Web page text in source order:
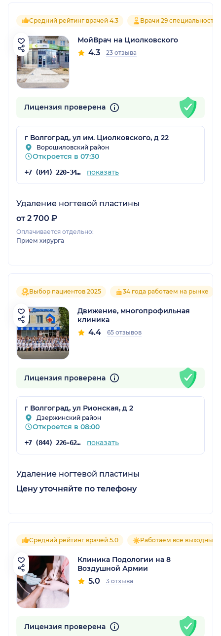
Средний рейтинг врачей 4.3 Врачи 29 специальностей
МойВрач на Циолковского
4.3 23 отзыва
Лицензия проверена
г Волгоград, ул им. Циолковского, д 22
Ворошиловский район
Откроется в 07:30
+7 (844) 220-34-00 показать
Удаление ногтевой пластины
от 2 700 ₽
Оплачивается отдельно:
Прием хирурга
Выбор пациентов 2025 34 года работаем на рынке
Движение, многопрофильная
клиника
4.4 65 отзывов
Лицензия проверена
г Волгоград, ул Рионская, д 2
Дзержинский район
Откроется в 08:00
+7 (844) 226-62-66 показать
Удаление ногтевой пластины
Цену уточняйте по телефону
Средний рейтинг врачей 5.0 Работаем все выходные
Клиника Подологии на 8
Воздушной Армии
5.0 3 отзыва
Лицензия проверена